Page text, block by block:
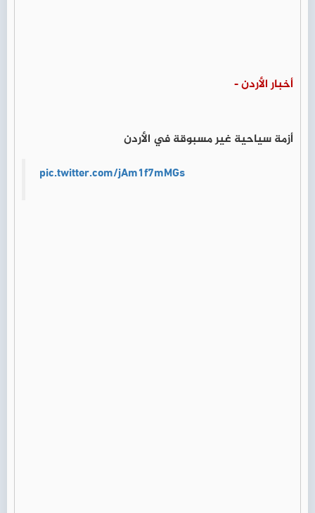
أخبار الأردن -
أزمة سياحية غير مسبوقة في الأردن
pic.twitter.com/jAm1f7mMGs